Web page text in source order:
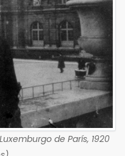
de París, 1920